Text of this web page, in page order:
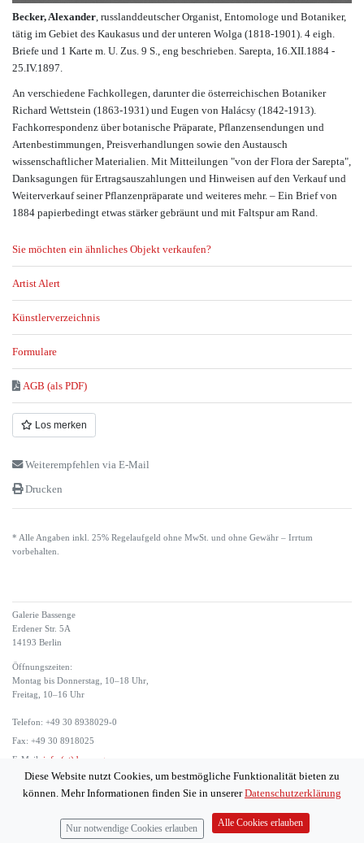
Becker, Alexander, russlanddeutscher Organist, Entomologe und Botaniker,
tätig im Gebiet des Kaukasus und der unteren Wolga (1818-1901). 4 eigh.
Briefe und 1 Karte m. U. Zus. 9 S., eng beschrieben. Sarepta, 16.XII.1884 -
25.IV.1897.
An verschiedene Fachkollegen, darunter die österreichischen Botaniker
Richard Wettstein (1863-1931) und Eugen von Halácsy (1842-1913).
Fachkorrespondenz über botanische Präparate, Pflanzensendungen und
Artenbestimmungen, Preisverhandlungen sowie den Austausch
wissenschaftlicher Materialien. Mit Mitteilungen "von der Flora der Sarepta",
Danksagungen für Ertragsauszahlungen und Hinweisen auf den Verkauf und
Weiterverkauf seiner Pflanzenpräparate und weiteres mehr. – Ein Brief von
1884 papierbedingt etwas stärker gebräunt und mit Faltspur am Rand.
Sie möchten ein ähnliches Objekt verkaufen?
Artist Alert
Künstlerverzeichnis
Formulare
AGB (als PDF)
Los merken
Weiterempfehlen via E-Mail
Drucken
* Alle Angaben inkl. 25% Regelaufgeld ohne MwSt. und ohne Gewähr – Irrtum
vorbehalten.
Galerie Bassenge
Erdener Str. 5A
14193 Berlin
Öffnungszeiten:
Montag bis Donnerstag, 10–18 Uhr,
Freitag, 10–16 Uhr
Telefon: +49 30 8938029-0
Fax: +49 30 8918025
E-Mail: info (at) bassenge.com
Diese Website nutzt Cookies, um bestmögliche Funktionalität bieten zu
können. Mehr Informationen finden Sie in unsererDatenschutzerklärung
Nur notwendige Cookies erlauben
Alle Cookies erlauben